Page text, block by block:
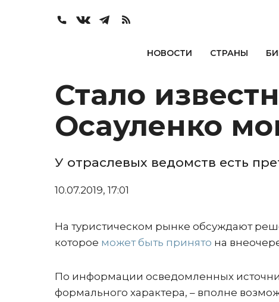
НОВОСТИ СТРАНЫ
Стало
Осауленко
У отраслевых ведомств есть
10.07.2019, 17:01
На туристическом рынке обсуждают
которое может быть принято на
По информации осведомленных
формального характера, – вполне